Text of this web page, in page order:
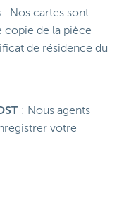
: Nos cartes sont
copie de la pièce
de résidence du
: Nous agents
votre